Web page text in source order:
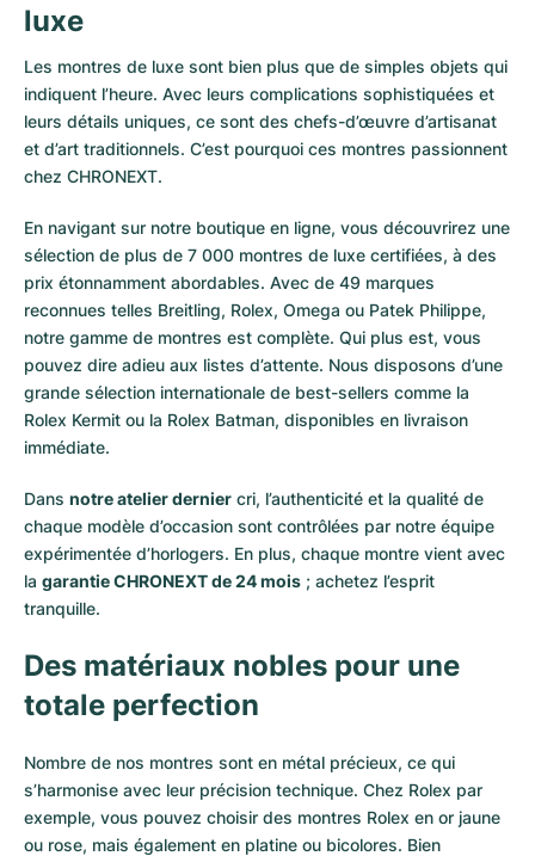
luxe
Les montres de luxe sont bien plus que de simples objets qui
indiquent l’heure. Avec leurs complications sophistiquées et
leurs détails uniques, ce sont des chefs-d’œuvre d’artisanat
et d’art traditionnels. C’est pourquoi ces montres passionnent
chez CHRONEXT.
En navigant sur notre boutique en ligne, vous découvrirez une
sélection de plus de 7 000 montres de luxe certifiées, à des
prix étonnamment abordables. Avec de 49 marques
reconnues telles Breitling, Rolex, Omega ou Patek Philippe,
notre gamme de montres est complète. Qui plus est, vous
pouvez dire adieu aux listes d’attente. Nous disposons d’une
grande sélection internationale de best-sellers comme la
Rolex Kermit ou la Rolex Batman, disponibles en livraison
immédiate.
Dans notre atelier dernier cri, l’authenticité et la qualité de
chaque modèle d’occasion sont contrôlées par notre équipe
expérimentée d’horlogers. En plus, chaque montre vient avec
la garantie CHRONEXT de 24 mois ; achetez l’esprit
tranquille.
Des matériaux nobles pour une
totale perfection
Nombre de nos montres sont en métal précieux, ce qui
s’harmonise avec leur précision technique. Chez Rolex par
exemple, vous pouvez choisir des montres Rolex en or jaune
ou rose, mais également en platine ou bicolores. Bien